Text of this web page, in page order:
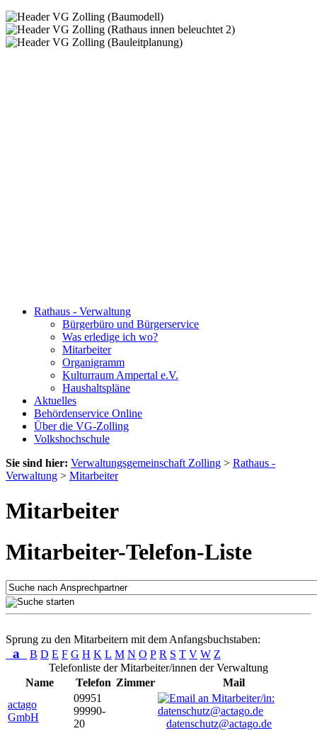
Rathaus - Verwaltung
Bürgerbüro und Bürgerservice
Was erledige ich wo?
Mitarbeiter
Organigramm
Kulturraum Ampertal e.V.
Haushaltspläne
Aktuelles
Behördenservice Online
Über die VG-Zolling
Volkshochschule
Sie sind hier: Verwaltungsgemeinschaft Zolling > Rathaus -
Verwaltung > Mitarbeiter
Mitarbeiter
Mitarbeiter-Telefon-Liste
Sprung zu den Mitarbeitern mit dem Anfangsbuchstaben:
a B D E F G H K L M N O P R S T V W Z
Telefonliste der Mitarbeiter/innen der Verwaltung
Name
Telefon Zimmer
Mail
actago
GmbH
09951
99990-
20
datenschutz@actago.de